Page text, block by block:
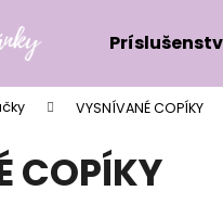
VYSNÍVANÉ COPÍKY
COPÍKY